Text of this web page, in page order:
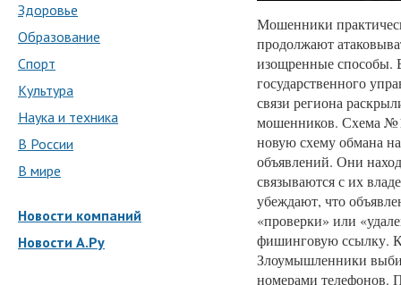
Здоровье
Образование
Спорт
Культура
Наука и техника
В России
В мире
Новости компаний
Новости А.Ру
Мошенники
продолжают
изощренные способы.
государственного
связи региона
мошенников. Схема
новую схему обмана
объявлений. Они
связываются с их
убеждают, что
«проверки» или
фишинговую ссылку.
Злоумышленники
номерами телефонов.